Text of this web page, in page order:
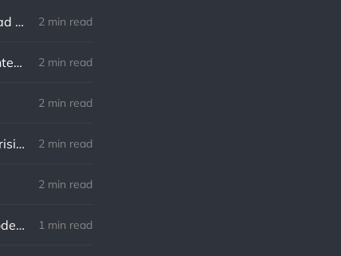
Robert Southey: No hay distancia o tiempo que pueda disminuir la amistad de aquellos que están completamente convencidos del valor del otro 2 min read
William Shakespeare: Nuestro destino está en las estrellas, así que levantemos nuestros ojos al cielo 2 min read
2 min read
Lewis B. Smedes: Perdonar es liberar a un prisionero y descubrir que el prisionero eras tú 2 min read
2 min read
Gandhi: Un minuto que pasa es irrecuperable. Conociendo esto, ¿cómo podemos malgastar tantas horas? 1 min read